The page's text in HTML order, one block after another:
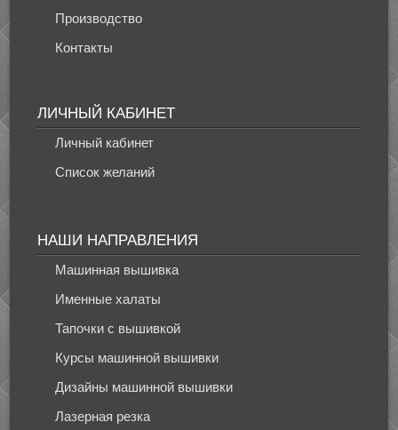
Производство
Контакты
ЛИЧНЫЙ КАБИНЕТ
Личный кабинет
Список желаний
НАШИ НАПРАВЛЕНИЯ
Машинная вышивка
Именные халаты
Тапочки с вышивкой
Курсы машинной вышивки
Дизайны машинной вышивки
Лазерная резка